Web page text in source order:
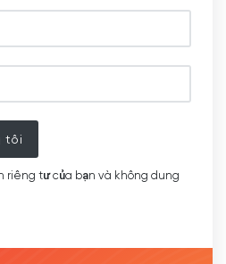
tôi
riêng tư của bạn và không dung